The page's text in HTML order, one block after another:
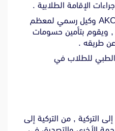
الإقامة الطلابية .
مركز الخوارزمي الأكاديمي AKC وكيل رسمي لمعظم
, ويقوم بتأمين حسومات
طريقه .
الطبي للطلاب في
التركية , من التركية إلى